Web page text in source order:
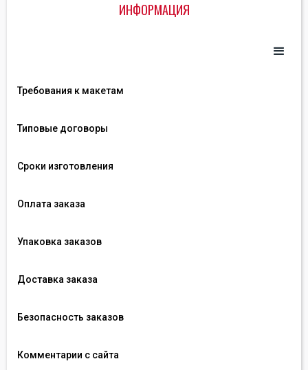
ИНФОРМАЦИЯ
Требования к макетам
Типовые договоры
Сроки изготовления
Оплата заказа
Упаковка заказов
Доставка заказа
Безопасность заказов
Комментарии с сайта